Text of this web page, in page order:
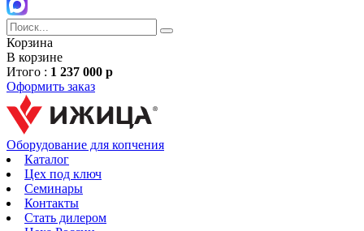
Корзина
В корзине
Итого : 1 237 000 р
Оформить заказ
Оборудование для копчения
Каталог
Цех под ключ
Семинары
Контакты
Стать дилером